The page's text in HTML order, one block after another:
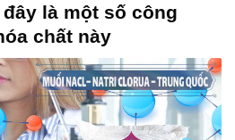
là một số công
chất này